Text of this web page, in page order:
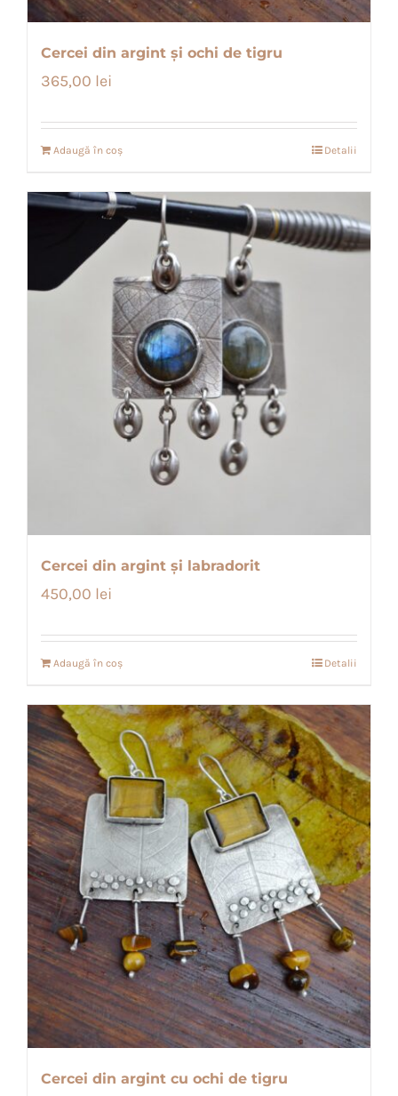
Cercei din argint și ochi de tigru
365,00 lei
Adaugă în coș Detalii
Cercei din argint și labradorit
450,00 lei
Adaugă în coș Detalii
Cercei din argint cu ochi de tigru